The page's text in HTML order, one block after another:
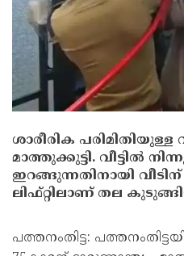
ശാരീരിക
മാത്തുക്കുട്ടി. വീട്ടില്‍
ഇറങ്ങുന്നതിനായി വീടിന്
ലിഫ്റ്റിലാണ് തല
പത്തനംതിട്ട: